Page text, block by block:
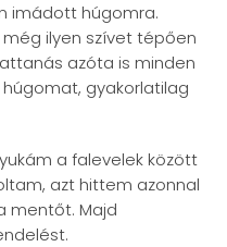
imádott húgomra.
ilyen szívet tépően
azóta is minden
gyakorlatilag
a falevelek között
azt hittem azonnal
mentőt. Majd